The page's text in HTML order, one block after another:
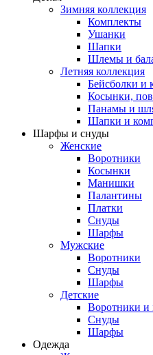
Зимняя коллекция
Комплекты
Ушанки
Шапки
Шлемы и
Летняя коллекция
Бейсболки и
Косынки,
Панамы и
Шапки и
Шарфы и снуды
Женские
Воротники
Косынки
Манишки
Палантины
Платки
Снуды
Шарфы
Мужские
Воротники
Снуды
Шарфы
Детские
Воротники
Снуды
Шарфы
Одежда